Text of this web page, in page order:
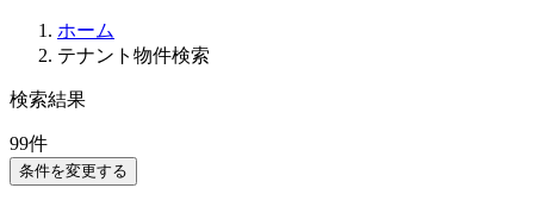
ホーム
テナント物件検索
検索結果
99件
条件を変更する